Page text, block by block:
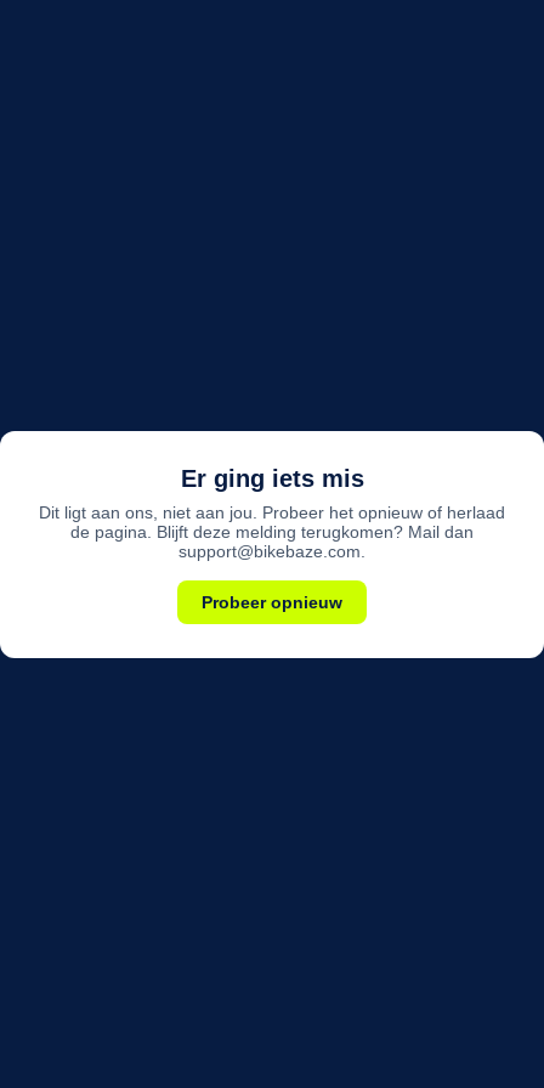
Er ging iets mis
Dit ligt aan ons, niet aan jou. Probeer het opnieuw of herlaad
de pagina. Blijft deze melding terugkomen? Mail dan
support@bikebaze.com.
Probeer opnieuw